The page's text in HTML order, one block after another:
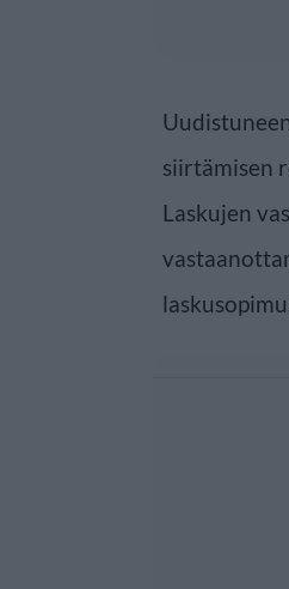
siirtämisen
Laskujen